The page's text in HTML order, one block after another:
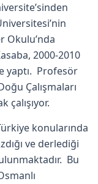
Okulu’nda
2000-2010
yaptı. Profesör
Çalışmaları
çalışıyor.
konularında
ve derlediği
Bu